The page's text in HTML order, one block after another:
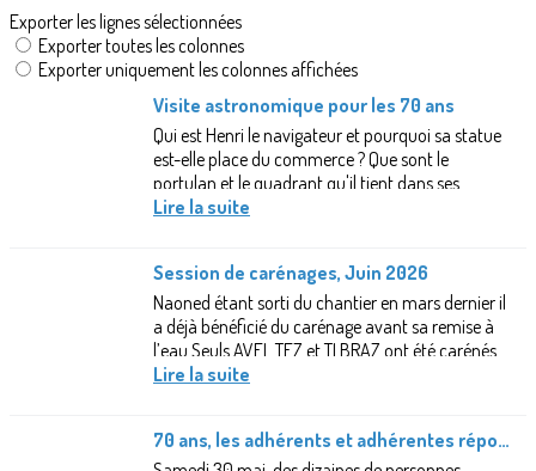
Exporter les lignes sélectionnées
Exporter toutes les colonnes
Exporter uniquement les colonnes affichées
Visite astronomique pour les 70 ans
Qui est Henri le navigateur et pourquoi sa statue
est-elle place du commerce ? Que sont le
portulan et le quadrant qu'il tient dans ses
mains? Qu'est-ce qu'une méridienne, qui...
Lire la suite
Session de carénages, Juin 2026
Naoned étant sorti du chantier en mars dernier il
a déjà bénéficié du carénage avant sa remise à
l’eau.Seuls AVEL TEZ et TI BRAZ ont été carénés
lors de cette session.Je tiens...
Lire la suite
70 ans, les adhérents et adhérentes répondent présent.e.s!